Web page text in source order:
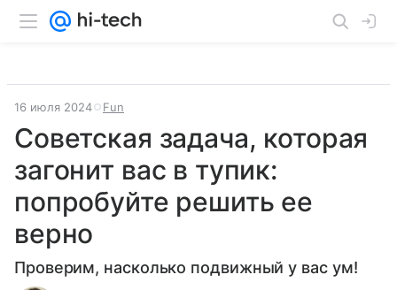
16 июля 2024 Fun
Советская задача, которая
загонит вас в тупик:
попробуйте решить ее
верно
Проверим, насколько подвижный у вас ум!